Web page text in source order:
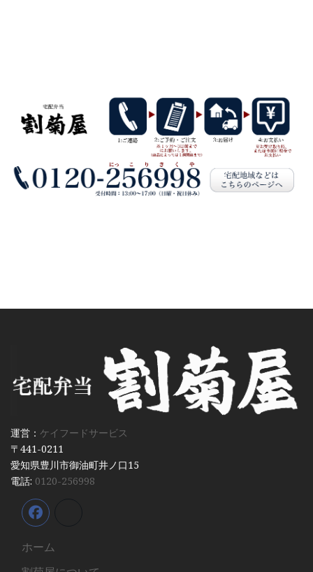
運営： ケイフードサービス
〒441-0211
愛知県豊川市御油町井ノ口15
電話: 0120-256998
ホーム